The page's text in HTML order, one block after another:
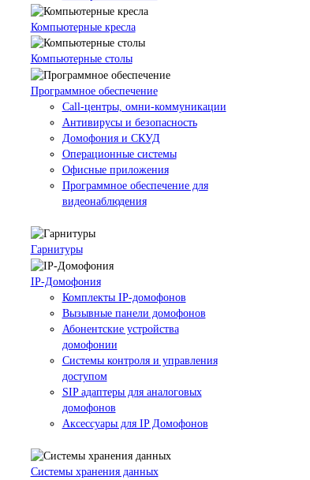
Компьютерные кресла
Компьютерные столы
Программное обеспечение
Call-центры, омни-коммуникации
Антивирусы и безопасность
Домофония и СКУД
Операционные системы
Офисные приложения
Программное обеспечение для
видеонаблюдения
Гарнитуры
IP-Домофония
Комплекты IP-домофонов
Вызывные панели домофонов
Абонентские устройства
домофонии
Системы контроля и управления
доступом
SIP адаптеры для аналоговых
домофонов
Аксессуары для IP Домофонов
Системы хранения данных